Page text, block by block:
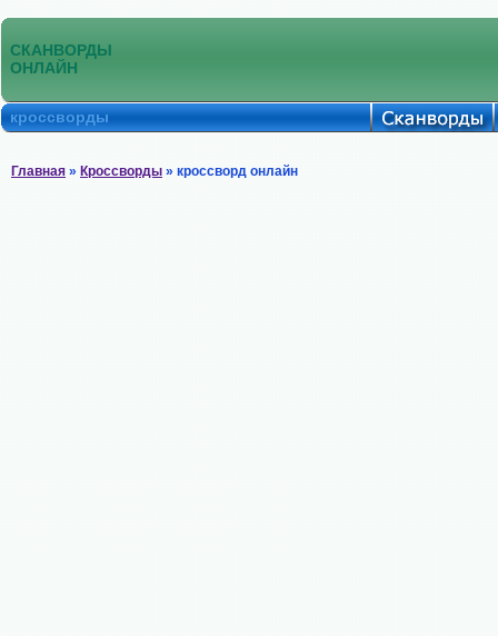
СКАНВОРДЫ
ОНЛАЙН
кроссворды
Главная » Кроссворды » кроссворд онлайн